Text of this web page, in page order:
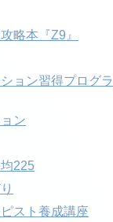
略本『Z9』
ョン習得プログラ
ン
225
スト養成講座